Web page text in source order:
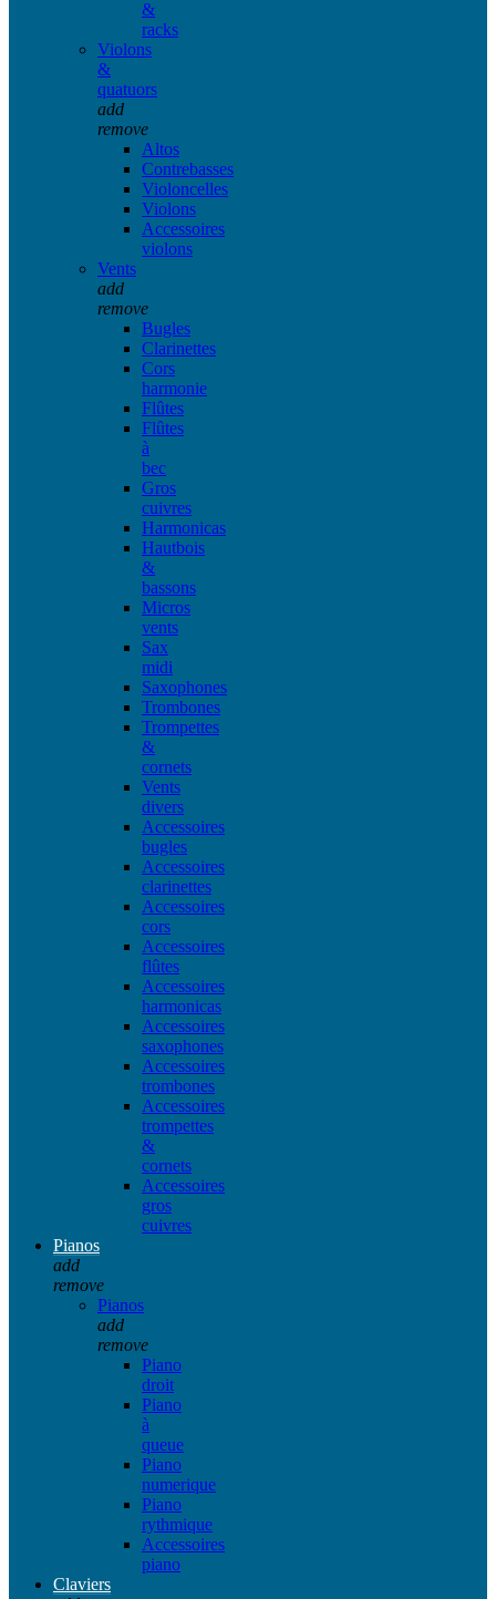
&
racks
Violons
&
quatuors
add
remove
Altos
Contrebasses
Violoncelles
Violons
Accessoires
violons
Vents
add
remove
Bugles
Clarinettes
Cors
harmonie
Flûtes
Flûtes
à
bec
Gros
cuivres
Harmonicas
Hautbois
&
bassons
Micros
vents
Sax
midi
Saxophones
Trombones
Trompettes
&
cornets
Vents
divers
Accessoires
bugles
Accessoires
clarinettes
Accessoires
cors
Accessoires
flûtes
Accessoires
harmonicas
Accessoires
saxophones
Accessoires
trombones
Accessoires
trompettes
&
cornets
Accessoires
gros
cuivres
Pianos
add
remove
Pianos
add
remove
Piano
droit
Piano
à
queue
Piano
numerique
Piano
rythmique
Accessoires
piano
Claviers